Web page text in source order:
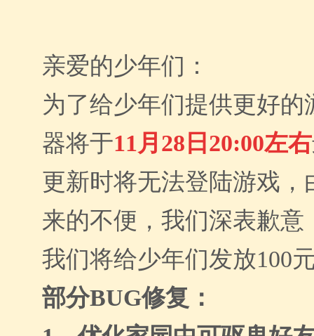
亲爱的少年们：
为了给少年们提供更好的
器将于11月28日20:00左右
更新时将无法登陆游戏，
来的不便，我们深表歉意
我们将给少年们发放100
部分BUG修复：